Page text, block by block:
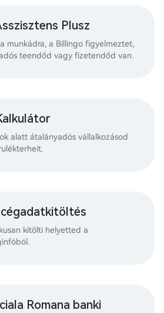
Plusz
munkádra, a Billingo figyelmeztet,
teendőd vagy fizetendőd van.
alatt átalányadós vállalkozásod
kitölti helyetted a
Romana banki